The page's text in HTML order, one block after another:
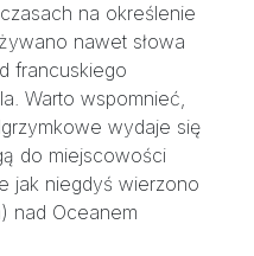
na określenie
nawet słowa
francuskiego
Warto wspomnieć,
wydaje się
do miejscowości
jak niegdyś wierzono
nad Oceanem